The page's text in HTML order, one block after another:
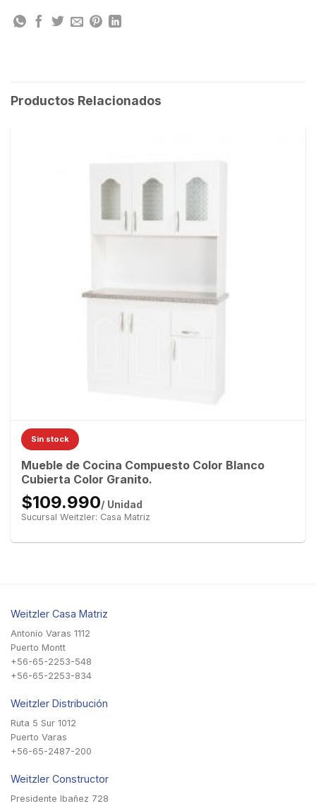
Productos Relacionados
Sin stock
Mueble de Cocina Compuesto Color Blanco
Cubierta Color Granito.
$109.990/ Unidad
Sucursal Weitzler: Casa Matriz
Weitzler Casa Matriz
Antonio Varas 1112
Puerto Montt
+56-65-2253-548
+56-65-2253-834
Weitzler Distribución
Ruta 5 Sur 1012
Puerto Varas
+56-65-2487-200
Weitzler Constructor
Presidente Ibañez 728